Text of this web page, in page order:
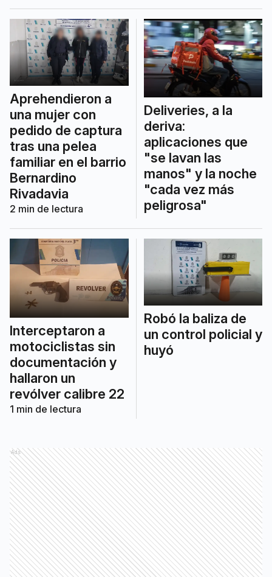
Aprehendieron a
una mujer con
pedido de captura
tras una pelea
familiar en el barrio
Bernardino
Rivadavia
2 min de lectura
Deliveries, a la
deriva:
aplicaciones que
"se lavan las
manos" y la noche
"cada vez más
peligrosa"
Interceptaron a
motociclistas sin
documentación y
hallaron un
revólver calibre 22
1 min de lectura
Robó la baliza de
un control policial y
huyó
Ads